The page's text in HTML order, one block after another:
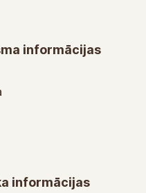
informācijas
informācijas